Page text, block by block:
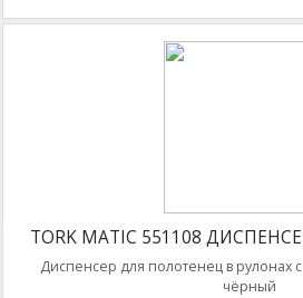
TORK MATIC 551108
Диспенсер для полотенец в рулонах
чёрный